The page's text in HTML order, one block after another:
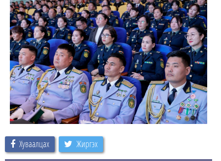
Хуваалцах Жиргэх